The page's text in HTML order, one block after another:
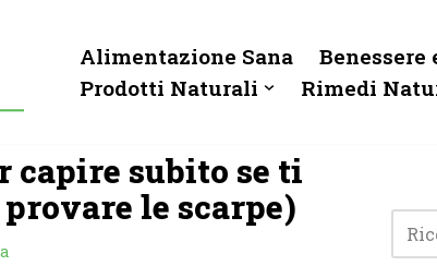
Alimentazione Sana
Prodotti Naturali
Rimedi
capire subito se ti
le scarpe)